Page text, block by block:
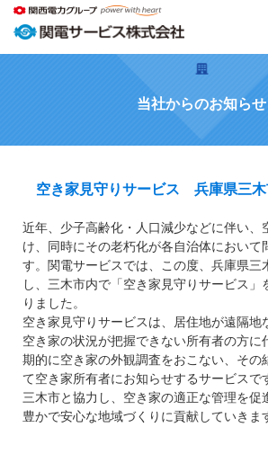
当社からのお知らせ
空き家見守りサービス 兵庫県三木
近年、少子高齢化・人口減少などに伴い、
け、同時にその老朽化が各自治体において
す。関電サービスでは、この度、兵庫県三
し、三木市内で「空き家見守りサービス」
りました。
空き家見守りサービスは、居住地が遠隔地
空き家の状況が把握できない所有者の方に
期的に空き家の外観調査をおこない、その
て空き家所有者にお知らせするサービスで
三木市と協力し、空き家の適正な管理を促
豊かで安心な地域づくりに貢献していきま